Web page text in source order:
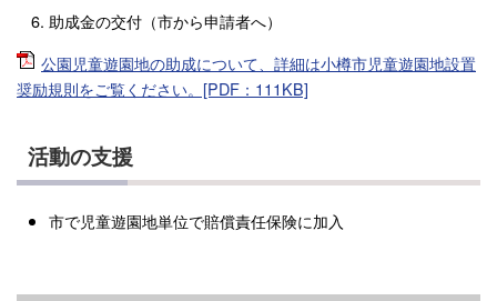
助成金の交付（市から申請者へ）
公園児童遊園地の助成について、詳細は小樽市児童遊園地設置
奨励規則をご覧ください。[PDF：111KB]
活動の支援
市で児童遊園地単位で賠償責任保険に加入